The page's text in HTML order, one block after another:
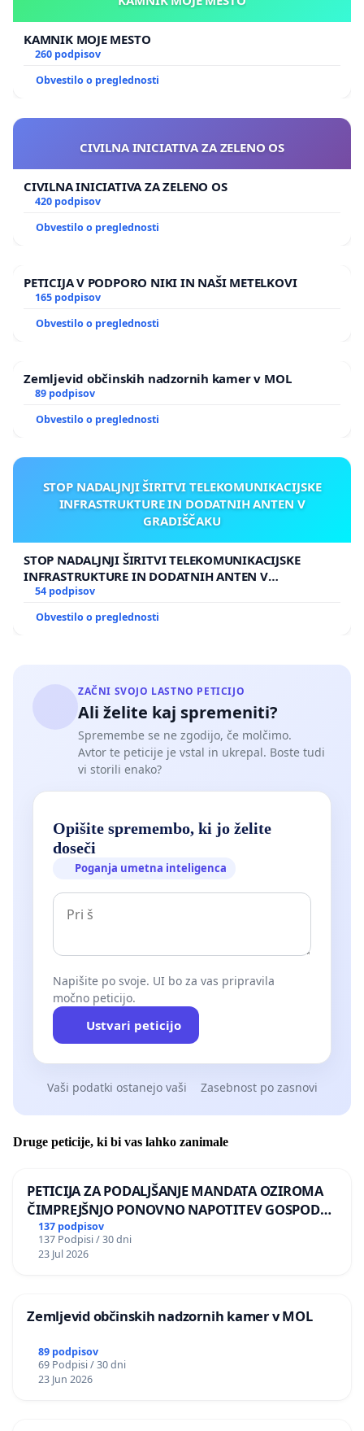
KAMNIK MOJE MESTO
260 podpisov
Obvestilo o preglednosti
CIVILNA INICIATIVA ZA ZELENO OS
CIVILNA INICIATIVA ZA ZELENO OS
420 podpisov
Obvestilo o preglednosti
PETICIJA V PODPORO NIKI IN NAŠI METELKOVI
165 podpisov
Obvestilo o preglednosti
Zemljevid občinskih nadzornih kamer v MOL
89 podpisov
Obvestilo o preglednosti
STOP NADALJNJI ŠIRITVI TELEKOMUNIKACIJSKE
INFRASTRUKTURE IN DODATNIH ANTEN V
GRADIŠČAKU
STOP NADALJNJI ŠIRITVI TELEKOMUNIKACIJSKE
INFRASTRUKTURE IN DODATNIH ANTEN V
GRADIŠČAKU
54 podpisov
Obvestilo o preglednosti
ZAČNI SVOJO LASTNO PETICIJO
Ali želite kaj spremeniti?
Spremembe se ne zgodijo, če molčimo.
Avtor te peticije je vstal in ukrepal. Boste tudi
vi storili enako?
Opišite spremembo, ki jo želite
doseči
Poganja umetna inteligenca
Napišite po svoje. UI bo za vas pripravila
močno peticijo.
Ustvari peticijo
Vaši podatki ostanejo vaši Zasebnost po zasnovi
Druge peticije, ki bi vas lahko zanimale
PETICIJA ZA PODALJŠANJE MANDATA OZIROMA
ČIMPREJŠNJO PONOVNO NAPOTITEV GOSPODA
BERNARDA ŠRAJNERJA NA VELEPOSLANIŠTVO
REPUBLIKE SLOVENIJE V MOSKVI
137 podpisov
137 Podpisi / 30 dni
23 Jul 2026
Zemljevid občinskih nadzornih kamer v MOL
89 podpisov
69 Podpisi / 30 dni
23 Jun 2026